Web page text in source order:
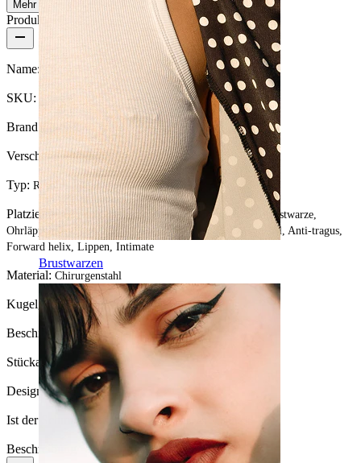
Brustwarzen
Mehr lesen
Produktdetails
Name:
SKU: Ring-5
Brand: Bodymod Essentials
Verschlusstyp:Captive bead ring
Typ: Ring
Platzierung:
Tragus, Snug, Septum, Rook, Nasenloch, Brustwarze,
Ohrläppchen, Helix, Augenbraue, Daith, Conch, Bauchnabel, Anti-tragus,
Forward helix, Lippen, Intimate
Material: Chirurgenstahl
Kugelgröße:3 mm.
Beschichtungsart: Ionenplattierung
Stückanzahl:1
Design:Simpel
Ist der Schmuck beschichtet?:Ja, ganzer Schmuck
Beschreibung